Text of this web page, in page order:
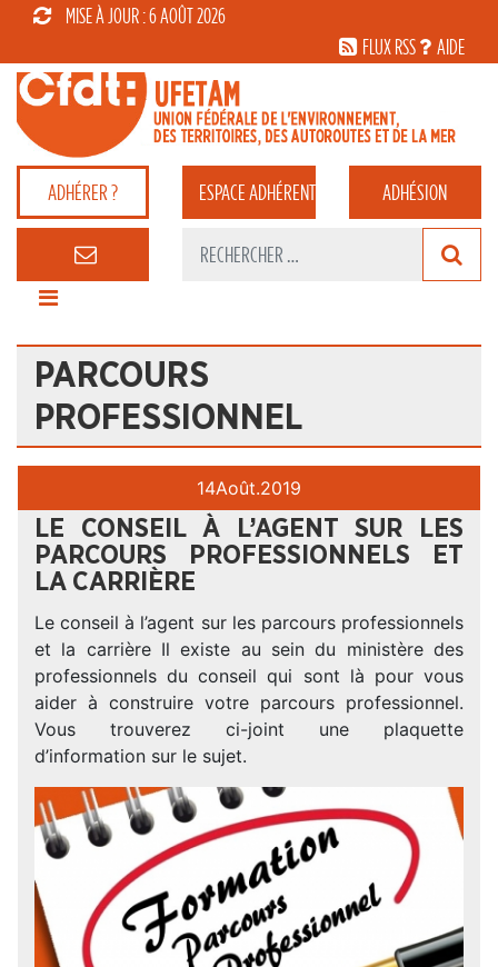
MISE À JOUR : 6 AOÛT 2026
FLUX RSS
AIDE
ADHÉRER ? ESPACEADHÉRENT ADHÉSION
PARCOURS
PROFESSIONNEL
14Août.2019
LE CONSEIL À L’AGENT SUR LES
PARCOURS PROFESSIONNELS ET
LA CARRIÈRE
Le conseil à l’agent sur les parcours professionnels
et la carrière Il existe au sein du ministère des
professionnels du conseil qui sont là pour vous
aider à construire votre parcours professionnel.
Vous trouverez ci-joint une plaquette
d’information sur le sujet.